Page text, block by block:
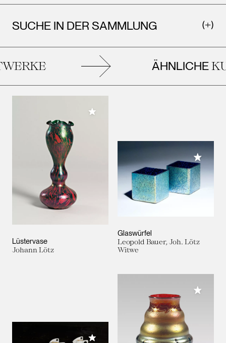
SUCHE IN DER SAMMLUNG
ÄHNLICHE
Lüstervase
Johann Lötz
Meiner Sammlung hinzufügen
Glaswürfel
Leopold Bauer, Joh. Lötz
Witwe
Meiner
Meiner Sammlung hinzufügen
Meiner